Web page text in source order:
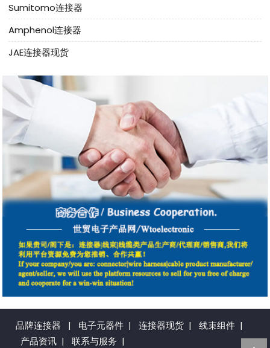
Sumitomo连接器
Amphenol连接器
JAE连接器现货
品牌连接器 | 电子元器件 | 连接器现货 | 线束组件 |
产品资讯 | 联系与服务 |